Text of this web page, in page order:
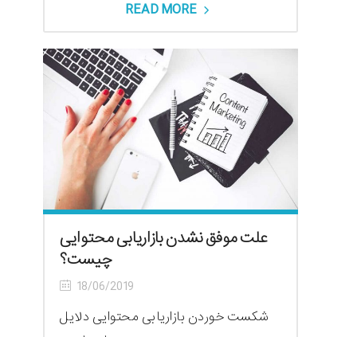
READ MORE
علت موفق نشدن بازاریابی محتوایی
چیست؟
18/06/2019
شکست خوردن بازاریابی محتوایی دلایل